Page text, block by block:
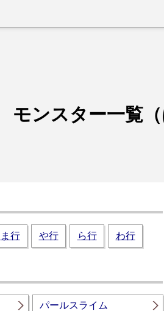
モンスター一覧（
ま行 や行 ら行 わ行
パールスライム